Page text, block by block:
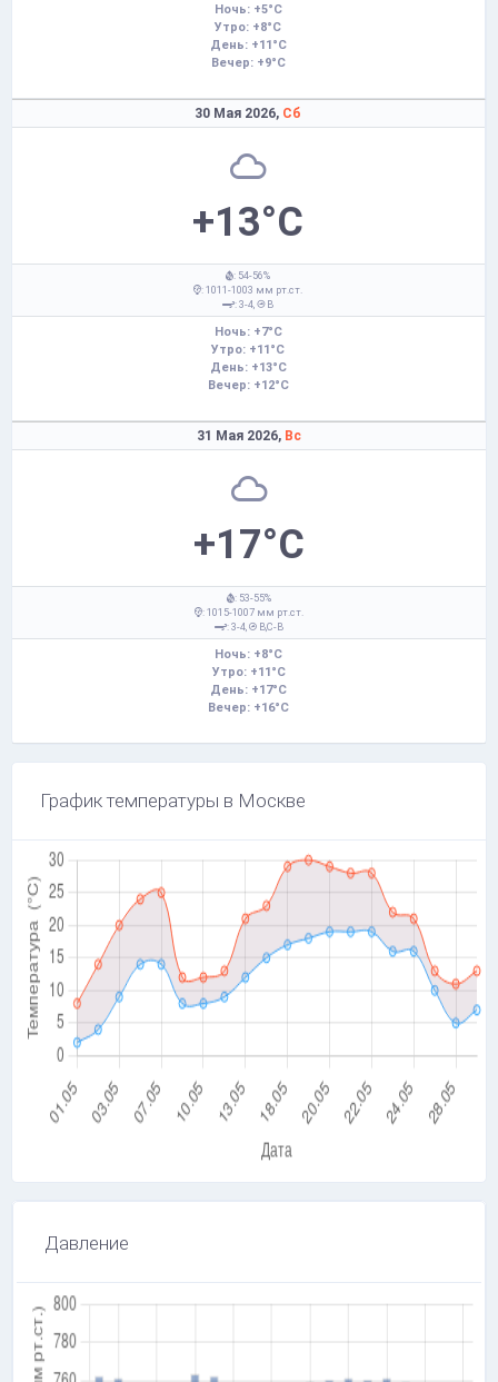
Ночь: +5°C
Утро: +8°C
День: +11°C
Вечер: +9°C
30 Мая 2026, Сб
+13°C
: 54-56%
: 1011-1003 мм рт.ст.
: 3-4,
В
Ночь: +7°C
Утро: +11°C
День: +13°C
Вечер: +12°C
31 Мая 2026, Вс
+17°C
: 53-55%
: 1015-1007 мм рт.ст.
: 3-4,
В,С-В
Ночь: +8°C
Утро: +11°C
День: +17°C
Вечер: +16°C
График температуры в Москве
Давление